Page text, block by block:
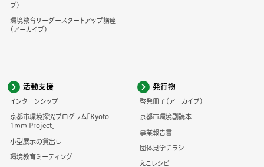
ブ）
環境教育リーダースタートアップ講座
（アーカイブ）
活動支援
インターンシップ
京都市環境探究プログラム「Kyoto
1mm Project」
小型展示の貸出し
環境教育ミーティング
発行物
啓発冊子（アーカイブ）
京都市環境副読本
事業報告書
団体見学チラシ
えこレシピ